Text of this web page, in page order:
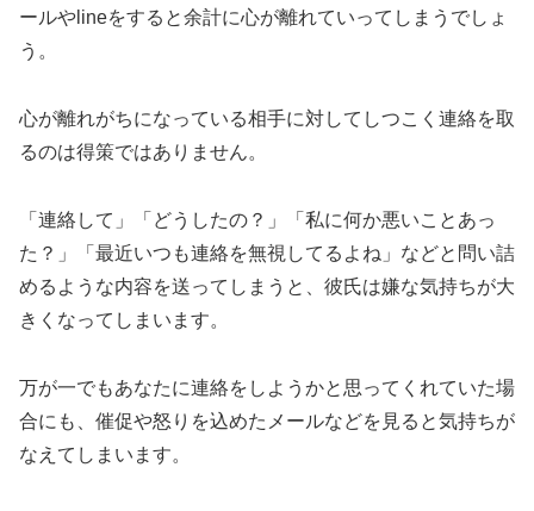
ールやlineをすると余計に心が離れていってしまうでしょ
う。
心が離れがちになっている相手に対してしつこく連絡を取
るのは得策ではありません。
「連絡して」「どうしたの？」「私に何か悪いことあっ
た？」「最近いつも連絡を無視してるよね」などと問い詰
めるような内容を送ってしまうと、彼氏は嫌な気持ちが大
きくなってしまいます。
万が一でもあなたに連絡をしようかと思ってくれていた場
合にも、催促や怒りを込めたメールなどを見ると気持ちが
なえてしまいます。